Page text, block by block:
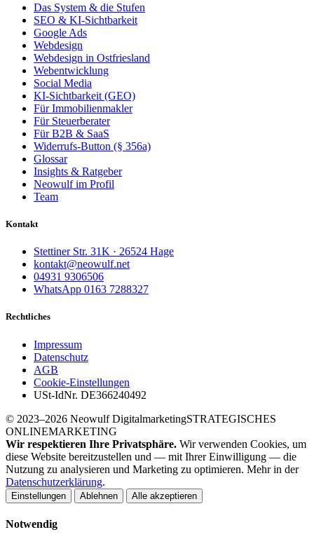
Das System & die Stufen
SEO & KI-Sichtbarkeit
Google Ads
Webdesign
Webdesign in Ostfriesland
Webentwicklung
Social Media
KI-Sichtbarkeit (GEO)
Für Immobilienmakler
Für Steuerberater
Für B2B & SaaS
Widerrufs-Button (§ 356a)
Glossar
Insights & Ratgeber
Neowulf im Profil
Team
Kontakt
Stettiner Str. 31K · 26524 Hage
kontakt@neowulf.net
04931 9306506
WhatsApp 0163 7288327
Rechtliches
Impressum
Datenschutz
AGB
Cookie-Einstellungen
USt-IdNr. DE366240492
© 2023–2026 Neowulf DigitalmarketingSTRATEGISCHES
ONLINEMARKETING
Wir respektieren Ihre Privatsphäre. Wir verwenden Cookies, um
diese Website bereitzustellen und — mit Ihrer Einwilligung — die
Nutzung zu analysieren und Marketing zu optimieren. Mehr in der
Datenschutzerklärung.
Einstellungen Ablehnen Alle akzeptieren
Notwendig